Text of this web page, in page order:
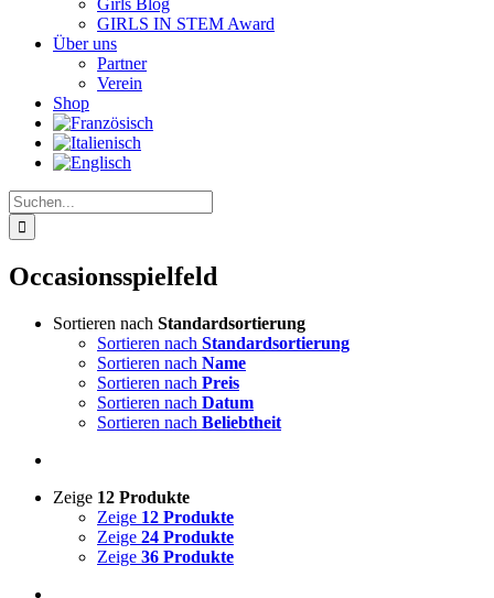
Girls Blog
GIRLS IN STEM Award
Über uns
Partner
Verein
Shop
Suche
nach:
Occasionsspielfeld
Sortieren nach Standardsortierung
Sortieren nach Standardsortierung
Sortieren nach Name
Sortieren nach Preis
Sortieren nach Datum
Sortieren nach Beliebtheit
Zeige 12 Produkte
Zeige 12 Produkte
Zeige 24 Produkte
Zeige 36 Produkte